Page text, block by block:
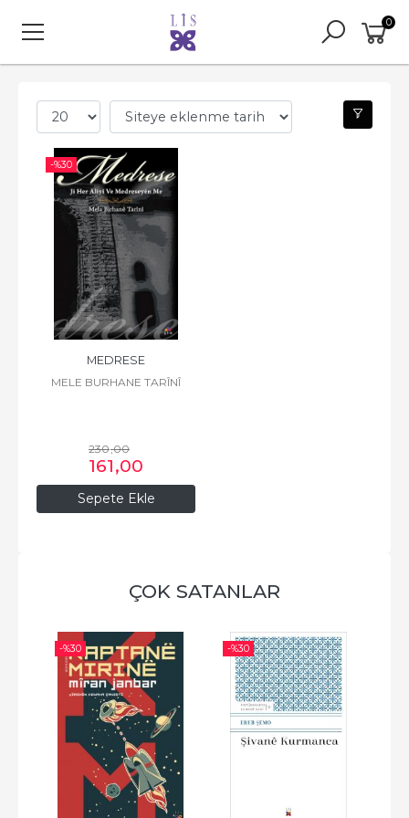
0
-%30
Sepete Ekle
MEDRESE
MELE BURHANE TARÎNÎ
230,00
161,00
ÇOK SATANLAR
-%30 -%30